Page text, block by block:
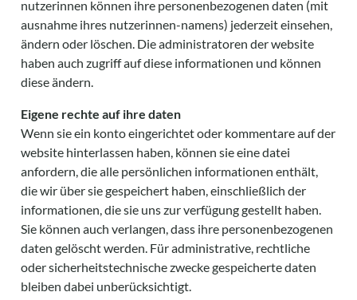
nutzerinnen können ihre personenbezogenen daten (mit
ausnahme ihres nutzerinnen-namens) jederzeit einsehen,
ändern oder löschen. Die administratoren der website
haben auch zugriff auf diese informationen und können
diese ändern.
Eigene rechte auf ihre daten
Wenn sie ein konto eingerichtet oder kommentare auf der
website hinterlassen haben, können sie eine datei
anfordern, die alle persönlichen informationen enthält,
die wir über sie gespeichert haben, einschließlich der
informationen, die sie uns zur verfügung gestellt haben.
Sie können auch verlangen, dass ihre personenbezogenen
daten gelöscht werden. Für administrative, rechtliche
oder sicherheitstechnische zwecke gespeicherte daten
bleiben dabei unberücksichtigt.